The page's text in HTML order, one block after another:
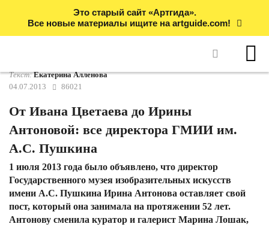
Это старый сайт «Артгида».
Все новые материалы ищите на artguide.com!
Текст:Екатерина Алленова
04.07.2013
86021
От Ивана Цветаева до Ирины
Антоновой: все директора ГМИИ им.
А.С. Пушкина
1 июля 2013 года было объявлено, что директор
Государственного музея изобразительных искусств
имени А.С. Пушкина Ирина Антонова оставляет свой
пост, который она занимала на протяжении 52 лет.
Антонову сменила куратор и галерист Марина Лошак,